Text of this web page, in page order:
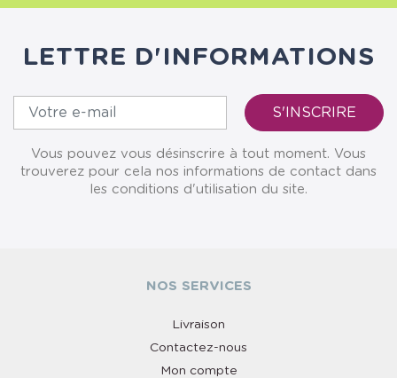
LETTRE D'INFORMATIONS
Vous pouvez vous désinscrire à tout moment. Vous
trouverez pour cela nos informations de contact dans
les conditions d'utilisation du site.
NOS SERVICES
Livraison
Contactez-nous
Mon compte